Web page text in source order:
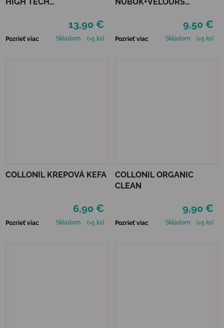
13,90 €
Pozrieť viac Skladom (>5 ks)
9,50 €
Pozrieť viac Skladom (>5 ks)
COLLONIL KREPOVÁ KEFA
6,90 €
Pozrieť viac Skladom (>5 ks)
COLLONIL ORGANIC
CLEAN
9,90 €
Pozrieť viac Skladom (>5 ks)